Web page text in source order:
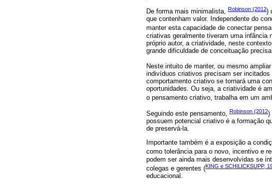
De forma mais minimalista, Robinson (2012)
que contenham valor. Independente do
manter esta capacidade de conectar
criativas geralmente tiveram uma infância
próprio autor, a criatividade, neste
grande dificuldade de conceituação precisa.
Neste intuito de manter, ou mesmo
indivíduos criativos precisam ser
comportamento criativo se tornará uma
oportunidades. Ou seja, a criatividade é
o pensamento criativo, trabalha em um
Seguindo este pensamento, Robinson (2012)
possuem potencial criativo é a formação
de preservá-la.
Importante também é a exposição a
como tolerância para o novo, incentivo e
podem ser ainda mais desenvolvidas se
colegas e gerentes (KING e SCHILICKSUPP,
educacional.